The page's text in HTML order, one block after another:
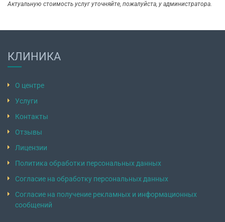
Актуальную стоимость услуг уточняйте, пожалуйста, у администратора.
КЛИНИКА
О центре
Услуги
Контакты
Отзывы
Лицензии
Политика обработки персональных данных
Согласие на обработку персональных данных
Согласие на получение рекламных и информационных
сообщений